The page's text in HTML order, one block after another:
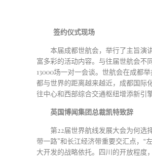
签约仪式现场
本届成都世航会，举行了主旨演
富多彩的活动内容。与往届世航会不
13000场一对一会谈。世航会在成都
都与世界的距离越来越近，成都国际
往中心和西部综合交通枢纽增添新引
英国博闻集团总裁凯特致辞
第22届世界航线发展大会为何选
带一路”和长江经济带重要交汇点，“
大开发的战略依托。四川的开放程度